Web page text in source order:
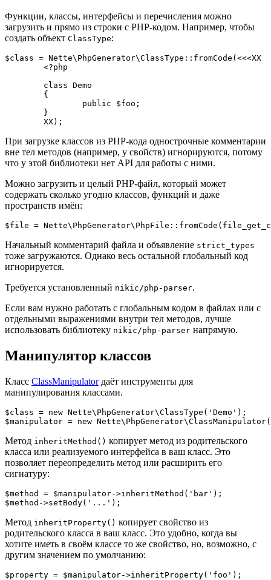
Функции, классы, интерфейсы и перечисления можно
загрузить и прямо из строки с PHP-кодом. Например, чтобы
создать объект ClassType:
$class = Nette\PhpGenerator\ClassType::fromCode(<<<XX
При загрузке классов из PHP-кода однострочные комментарии
вне тел методов (например, у свойств) игнорируются, потому
что у этой библиотеки нет API для работы с ними.
Можно загрузить и целый PHP-файл, который может
содержать сколько угодно классов, функций и даже
пространств имён:
Начальный комментарий файла и объявление strict_types
тоже загружаются. Однако весь остальной глобальный код
игнорируется.
Требуется установленный nikic/php-parser.
Если вам нужно работать с глобальным кодом в файлах или с
отдельными выражениями внутри тел методов, лучше
использовать библиотеку nikic/php-parser напрямую.
Манипулятор классов
Класс ClassManipulatorдаёт инструменты для
манипулирования классами.
$class = new Nette\PhpGenerator\ClassType('Demo');
Метод inheritMethod() копирует метод из родительского
класса или реализуемого интерфейса в ваш класс. Это
позволяет переопределить метод или расширить его
сигнатуру:
$method = $manipulator->inheritMethod('bar');
Метод inheritProperty() копирует свойство из
родительского класса в ваш класс. Это удобно, когда вы
хотите иметь в своём классе то же свойство, но, возможно, с
другим значением по умолчанию:
$property = $manipulator->inheritProperty('foo');